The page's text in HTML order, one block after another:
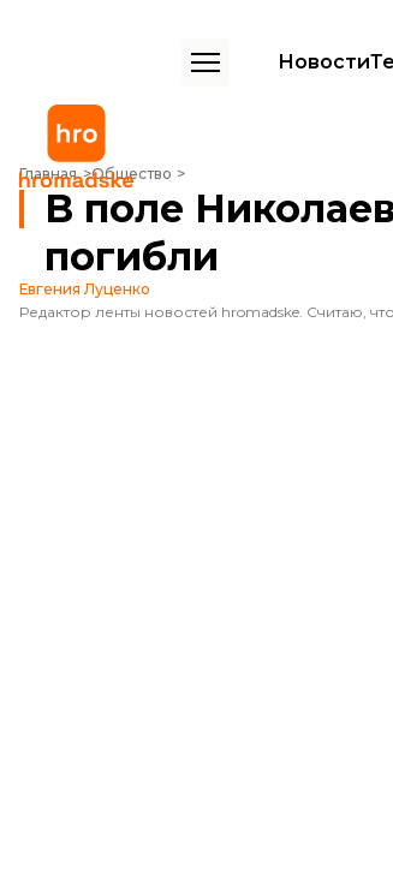
Новости
Главная Общество
В поле Николаевской области упал вертолет.
В поле
погибли
Евгения Луценко